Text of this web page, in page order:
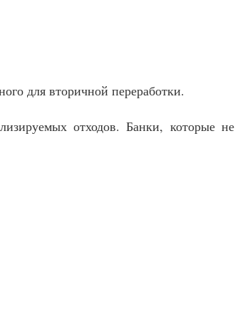
для вторичной переработки.
отходов. Банки, которые не